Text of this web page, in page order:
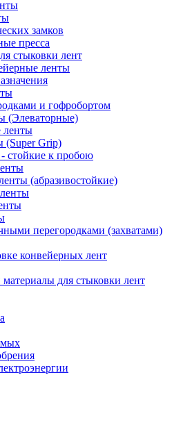
замков
пресса
стыковки лент
ленты
и гофробортом
(Элеваторные)
ленты
(Super Grip)
стойкие к пробою
(абразивостойкие)
перегородками (захватами)
конвейерных лент
для стыковки лент